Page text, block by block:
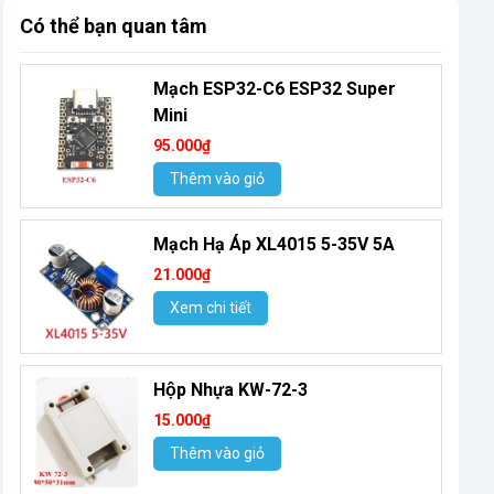
Có thể bạn quan tâm
Mạch ESP32-C6 ESP32 Super
Mini
95.000₫
Thêm vào giỏ
Mạch Hạ Áp XL4015 5-35V 5A
21.000₫
Xem chi tiết
Hộp Nhựa KW-72-3
15.000₫
Thêm vào giỏ